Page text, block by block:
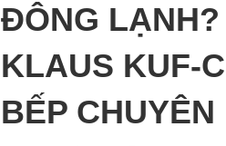
ĐÔNG
KLAUS KUF-
BẾP